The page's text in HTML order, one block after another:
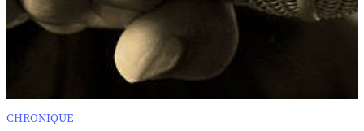
CHRONIQUE